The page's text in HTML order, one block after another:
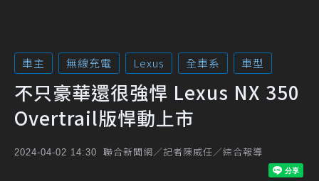
車主 無線充電 Lexus 全車系 車型
不只豪華還很強悍 Lexus NX 350
Overtrail版悍動上市
2024-04-02 14:30 聯合新聞網／記者陳威任／綜合報導